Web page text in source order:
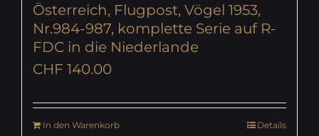
Österreich, Flugpost, Vögel 1953,
Nr.984-987, komplette Serie auf R-
FDC in die Niederlande
CHF 140.00
In den Warenkorb
Details